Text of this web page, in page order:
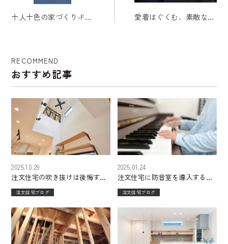
十人十色の家づくり-F様
愛着はぐくむ、素敵な家
RECOMMEND
おすすめ記事
注文住宅の吹き抜けは後悔す
る？メリット・デメリットと快
適な設計術
2025.10.29
注文住宅ブログ
注文住宅に防音室を導入するメ
リットや失敗を防ぐポイントに
ついて解説
2025.01.24
注文住宅ブログ